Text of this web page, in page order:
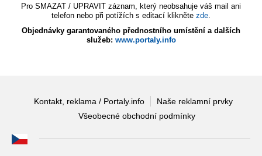
Pro SMAZAT / UPRAVIT záznam, který neobsahuje váš mail ani
telefon nebo při potížích s editací klikněte zde.
Objednávky garantovaného přednostního umístění a dalších
služeb: www.portaly.info
Kontakt, reklama / Portaly.info
Naše reklamní prvky
Všeobecné obchodní podmínky